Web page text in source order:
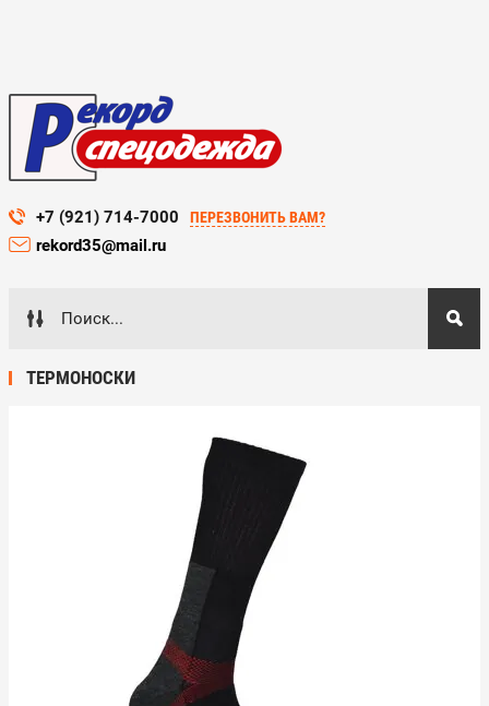
+7 (921) 714-7000 ПЕРЕЗВОНИТЬ ВАМ?
rekord35@mail.ru
ТЕРМОНОСКИ